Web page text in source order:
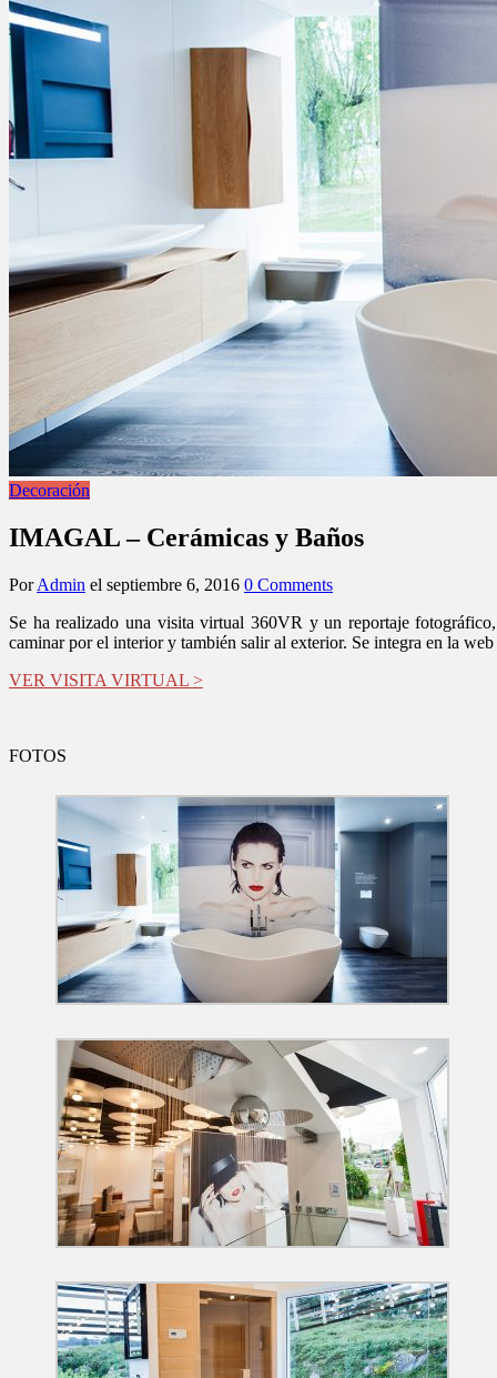
Decoración
IMAGAL – Cerámicas y Baños
PorAdmin el septiembre 6, 2016 0 Comments
Se ha realizado una visita virtual 360VR y un reportaje
caminar por el interior y también salir al exterior. Se integra en la
VER VISITA VIRTUAL >
FOTOS